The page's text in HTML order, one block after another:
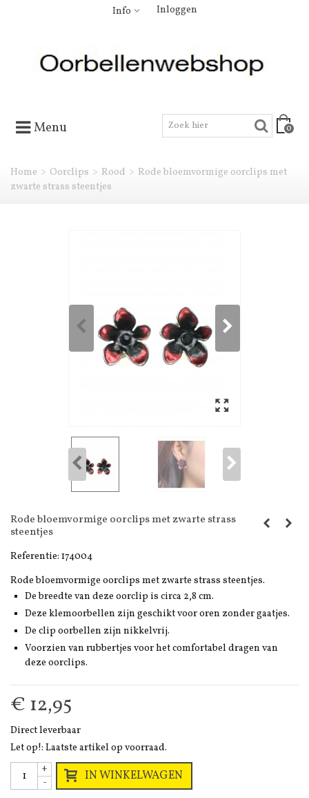
Info Inloggen
Menu 0
Home > Oorclips > Rood > Rode bloemvormige oorclips met
zwarte strass steentjes
Rode bloemvormige oorclips met zwarte strass
steentjes
Referentie: 174004
Rode bloemvormige oorclips met zwarte strass steentjes.
De breedte van deze oorclip is circa 2,8 cm.
Deze klemoorbellen zijn geschikt voor oren zonder gaatjes.
De clip oorbellen zijn nikkelvrij.
Voorzien van rubbertjes voor het comfortabel dragen van
deze oorclips.
€ 12,95
Direct leverbaar
Let op!: Laatste artikel op voorraad.
-
+ IN WINKELWAGEN